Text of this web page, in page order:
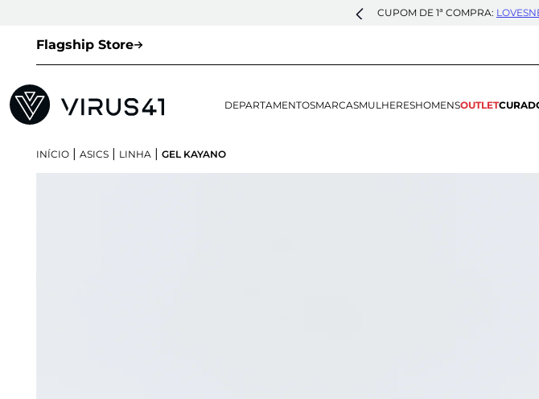
CUPOM DE 1ª COMPRA:
Flagship Store
DEPARTAMENTOSMARCASMULHERESHOMENSOUTLET
INÍCIO | ASICS | LINHA | GEL KAYANO